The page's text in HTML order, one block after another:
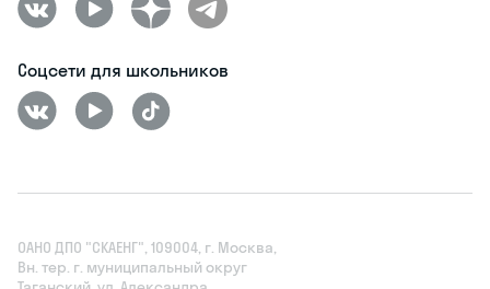
Соцсети для школьников
ОАНО ДПО "СКАЕНГ", 109004, г. Москва,
Вн. тер. г. муниципальный округ